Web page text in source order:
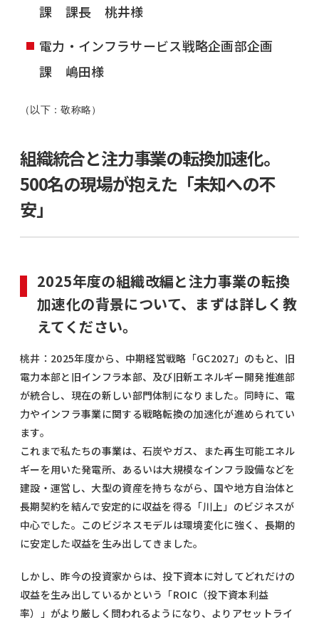
課 課長 桃井様
電力・インフラサービス戦略企画部企画
課 嶋田様
（以下：敬称略）
組織統合と注力事業の転換加速化。
500名の現場が抱えた「未知への不
安」
2025年度の組織改編と注力事業の転換
加速化の背景について、まずは詳しく教
えてください。
桃井：2025年度から、中期経営戦略「GC2027」のもと、旧
電力本部と旧インフラ本部、及び旧新エネルギー開発推進部
が統合し、現在の新しい部門体制になりました。同時に、電
力やインフラ事業に関する戦略転換の加速化が進められてい
ます。
これまで私たちの事業は、石炭やガス、また再生可能エネル
ギーを用いた発電所、あるいは大規模なインフラ設備などを
建設・運営し、大型の資産を持ちながら、国や地方自治体と
長期契約を結んで安定的に収益を得る「川上」のビジネスが
中心でした。このビジネスモデルは環境変化に強く、長期的
に安定した収益を生み出してきました。
しかし、昨今の投資家からは、投下資本に対してどれだけの
収益を生み出しているかという「ROIC（投下資本利益
率）」がより厳しく問われるようになり、よりアセットライ